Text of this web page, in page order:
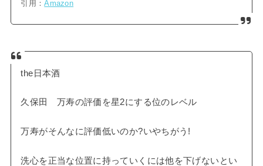
引用：Amazon
the日本酒
久保田 万寿の評価を星2にする位のレベル
万寿がそんなに評価低いのか?いやちがう!
洗心を正当な位置に持っていくには他を下げないとい